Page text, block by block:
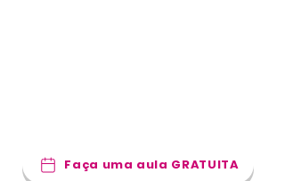
Faça uma aula GRATUITA